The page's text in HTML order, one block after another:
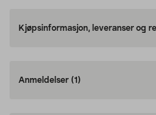
Kjøpsinformasjon, leveranser og
Anmeldelser (1)